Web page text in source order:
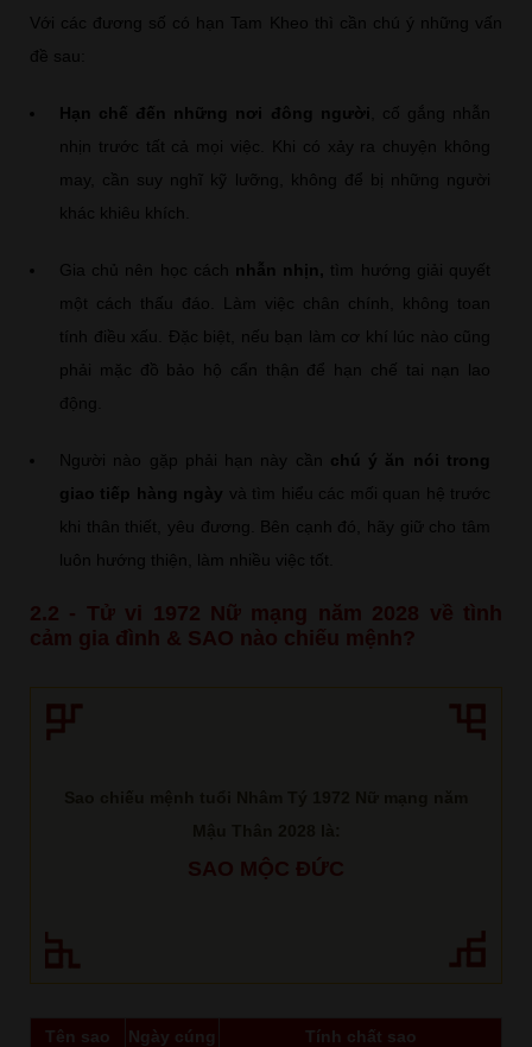
Với các đương số có hạn Tam Kheo thì cần chú ý những vấn
đề sau:
Hạn chế đến những nơi đông người
, cố gắng nhẫn
nhịn trước tất cả mọi việc. Khi có xảy ra chuyện không
may, cần suy nghĩ kỹ lưỡng, không để bị những người
khác khiêu khích.
Gia chủ nên học cách nhẫn nhịn, tìm hướng giải quyết
một cách thấu đáo. Làm việc chân chính, không toan
tính điều xấu. Đặc biệt, nếu bạn làm cơ khí lúc nào cũng
phải mặc đồ bảo hộ cẩn thận để hạn chế tai nạn lao
động.
Người nào gặp phải hạn này cần chú ý ăn nói trong
giao tiếp hàng ngày và tìm hiểu các mối quan hệ trước
khi thân thiết, yêu đương. Bên cạnh đó, hãy giữ cho tâm
luôn hướng thiện, làm nhiều việc tốt.
2.2 - Tử vi 1972 Nữ mạng năm 2028 về tình
cảm gia đình & SAO nào chiếu mệnh?
SAO MỘC ĐỨC
Tên sao Ngày cúng Tính chất sao